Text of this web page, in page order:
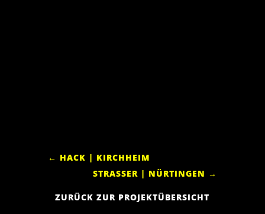
← HACK | KIRCHHEIM
STRASSER | NÜRTINGEN →
ZURÜCK ZUR PROJEKTÜBERSICHT